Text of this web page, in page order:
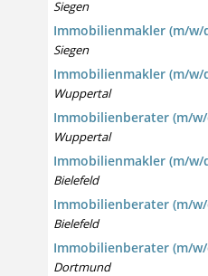
Siegen
Immobilienmakler (m/w/
Siegen
Immobilienmakler (m/w/
Wuppertal
Immobilienberater (m/
Wuppertal
Immobilienmakler (m/w/
Bielefeld
Immobilienberater (m/
Bielefeld
Immobilienberater (m/
Dortmund